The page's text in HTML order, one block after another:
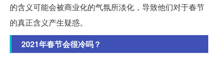
的含义可能会被商业化的气氛所淡化，导致他们对于春节
的真正含义产生疑惑。
2021年春节会很冷吗？